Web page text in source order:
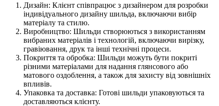
Дизайн: Клієнт співпрацює з дизайнером для розробки
індивідуального дизайну шильда, включаючи вибір
матеріалу та стилю.
Виробництво: Шильди створюються з використанням
вибраних матеріалів і технологій, включаючи вирізку,
гравіювання, друк та інші технічні процеси.
Покриття та обробка: Шильди можуть бути покриті
різними матеріалами для надання глянсового або
матового оздоблення, а також для захисту від зовнішніх
впливів.
Упаковка та доставка: Готові шильди упаковуються та
доставляються клієнту.